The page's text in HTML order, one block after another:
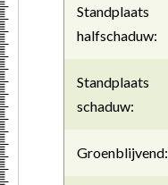
Standplaats
halfschaduw:
Standplaats
schaduw:
Groenblijvend: